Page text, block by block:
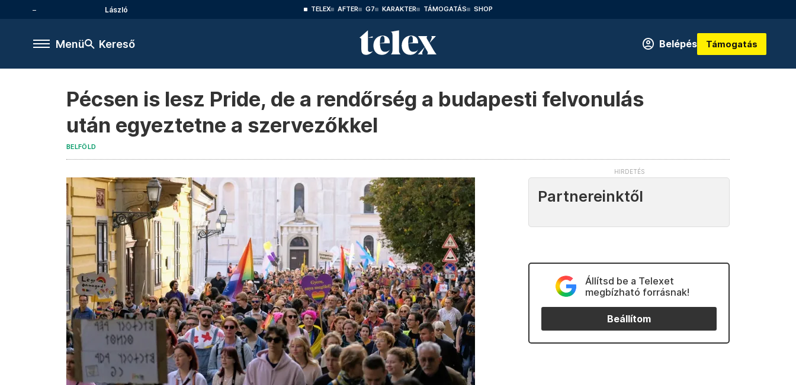
László TELEX AFTER G7 KARAKTER TÁMOGATÁS SHOP
Menü Kereső Belépés Támogatás
Pécsen is lesz Pride, de a rendőrség a budapesti felvonulás
után egyeztetne a szervezőkkel
BELFÖLD
Partnereinktől
Állítsd be a Telexet
megbízható forrásnak!
Beállítom